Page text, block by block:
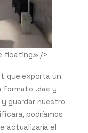
floating» />
que exporta un
formato .dae y
guardar nuestro
podríamos
actualizaría el